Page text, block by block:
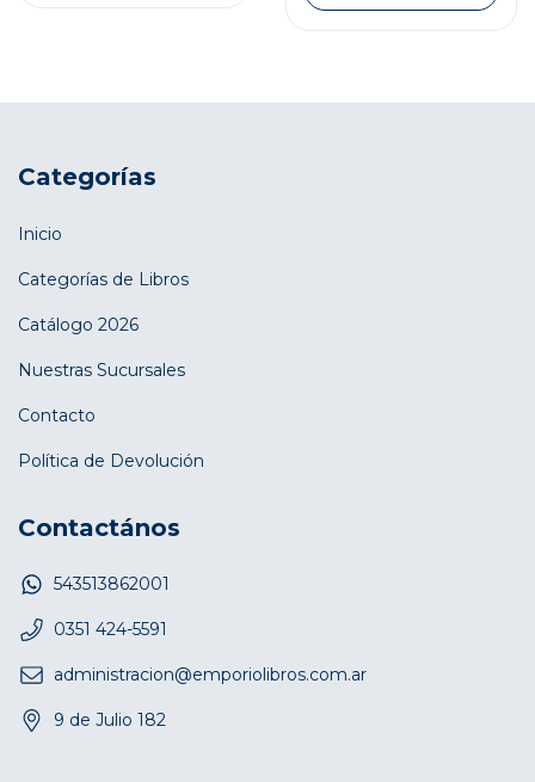
Categorías
Inicio
Categorías de Libros
Catálogo 2026
Nuestras Sucursales
Contacto
Política de Devolución
Contactános
543513862001
0351 424-5591
administracion@emporiolibros.com.ar
9 de Julio 182